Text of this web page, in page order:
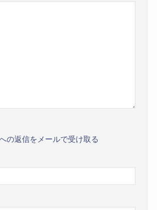
の返信をメールで受け取る